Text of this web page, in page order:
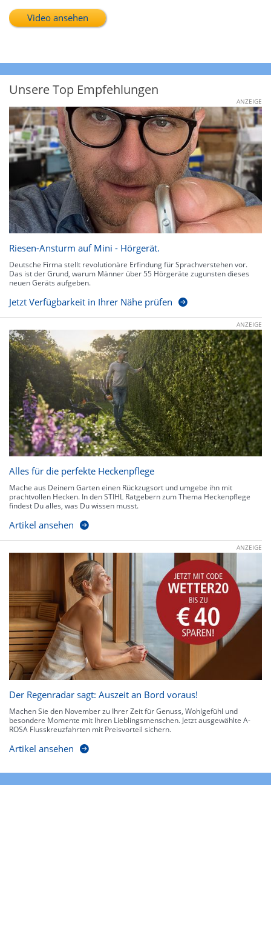
Video ansehen
Unsere Top Empfehlungen
ANZEIGE
Riesen-Ansturm auf Mini - Hörgerät.
Deutsche Firma stellt revolutionäre Erfindung für Sprachverstehen vor.
Das ist der Grund, warum Männer über 55 Hörgeräte zugunsten dieses
neuen Geräts aufgeben.
Jetzt Verfügbarkeit in Ihrer Nähe prüfen
ANZEIGE
Alles für die perfekte Heckenpflege
Mache aus Deinem Garten einen Rückzugsort und umgebe ihn mit
prachtvollen Hecken. In den STIHL Ratgebern zum Thema Heckenpflege
findest Du alles, was Du wissen musst.
Artikel ansehen
ANZEIGE
Der Regenradar sagt: Auszeit an Bord voraus!
Machen Sie den November zu Ihrer Zeit für Genuss, Wohlgefühl und
besondere Momente mit Ihren Lieblingsmenschen. Jetzt ausgewählte A-
ROSA Flusskreuzfahrten mit Preisvorteil sichern.
Artikel ansehen